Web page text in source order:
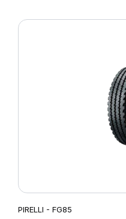
PIRELLI - FG85